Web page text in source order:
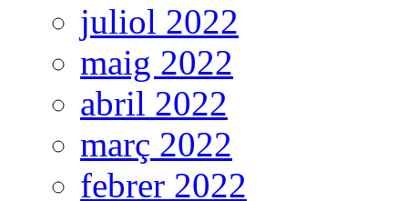
juliol 2022
maig 2022
abril 2022
març 2022
febrer 2022